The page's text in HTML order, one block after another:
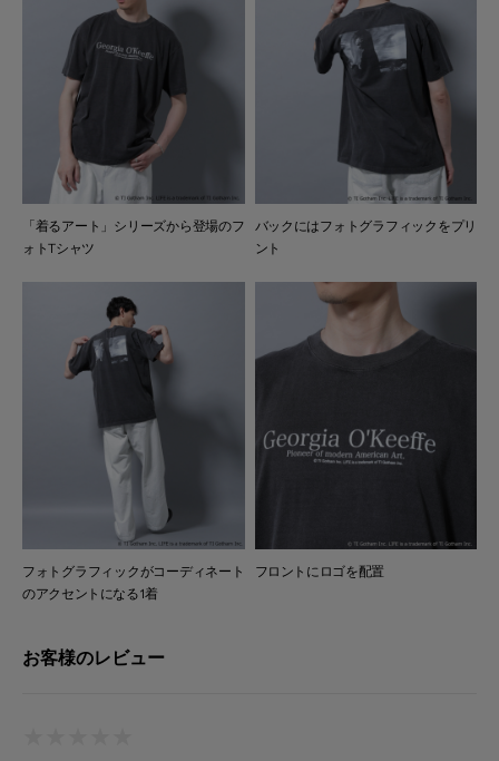
「着るアート」シリーズから登場のフ
ォトTシャツ
バックにはフォトグラフィックをプリ
ント
フォトグラフィックがコーディネート
のアクセントになる1着
フロントにロゴを配置
お客様のレビュー